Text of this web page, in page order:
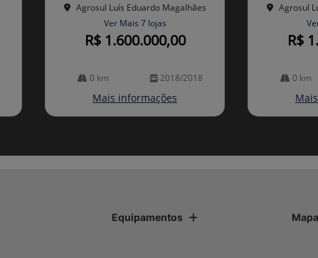
Agrosul Luís Eduardo Magalhães
Ver Mais 7 lojas
R$ 1.600.000,00
0 km 2018/2018
Mais informações
Agrosul
R$
0 km
Equipamentos